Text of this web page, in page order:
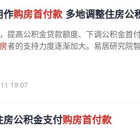
作购房首付款多地调整住房公
提高公积金贷款额度、下调公积金首
者的支持力度逐渐加大。易居研究院
19:07
公积金支付购房首付款